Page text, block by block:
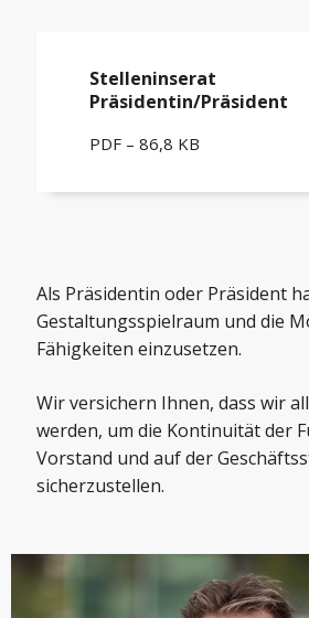
Stelleninserat
Präsidentin/Präsident
PDF – 86,8 KB
Als Präsidentin oder Präsident
Gestaltungsspielraum und die
Fähigkeiten einzusetzen.
Wir versichern Ihnen, dass wir
werden, um die Kontinuität der
Vorstand und auf der
sicherzustellen.